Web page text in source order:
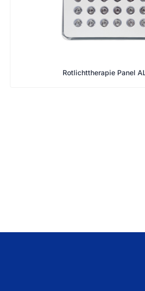
Rotlichttherapie Panel